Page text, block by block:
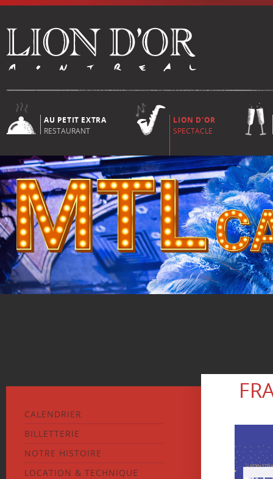
AU PETIT EXTRA
RESTAURANT
LION D'OR
SPECTACLE
CALENDRIER
BILLETTERIE
NOTRE HISTOIRE
LOCATION & TECHNIQUE